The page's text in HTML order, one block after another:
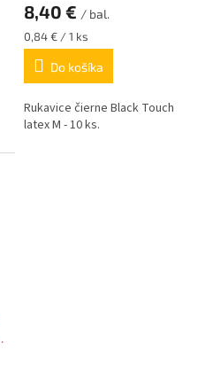
8,40 € / bal.
Jednotková
cena:
0,84 € / 1 ks
Do košíka
Rukavice čierne Black Touch
latex M - 10 ks.